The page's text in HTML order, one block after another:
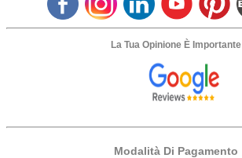
La Tua Opinione È Importante
Modalità Di Pagamento